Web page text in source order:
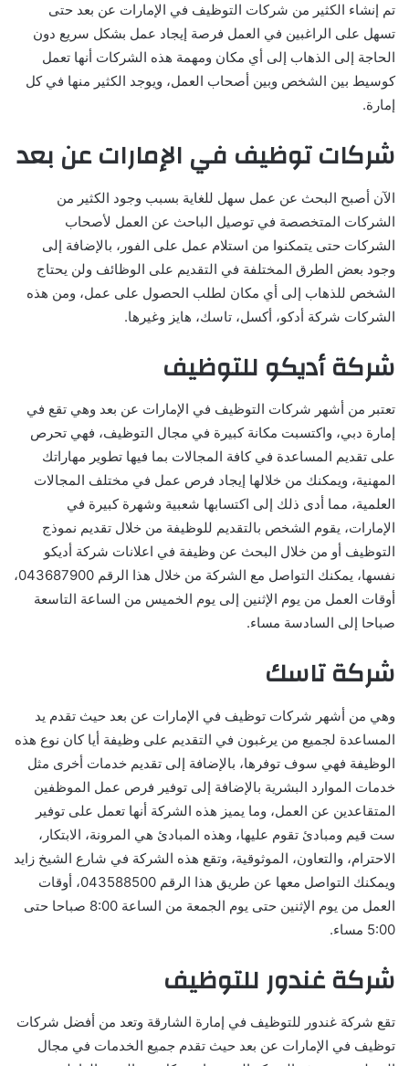
تم إنشاء الكثير من شركات التوظيف في الإمارات عن بعد حتى
تسهل على الراغبين في العمل فرصة إيجاد عمل بشكل سريع دون
الحاجة إلى الذهاب إلى أي مكان ومهمة هذه الشركات أنها تعمل
كوسيط بين الشخص وبين أصحاب العمل، ويوجد الكثير منها في كل
إمارة.
شركات توظيف في الإمارات عن بعد
الآن أصبح البحث عن عمل سهل للغاية بسبب وجود الكثير من
الشركات المتخصصة في توصيل الباحث عن العمل لأصحاب
الشركات حتى يتمكنوا من استلام عمل على الفور، بالإضافة إلى
وجود بعض الطرق المختلفة في التقديم على الوظائف ولن يحتاج
الشخص للذهاب إلى أي مكان لطلب الحصول على عمل، ومن هذه
الشركات شركة أدكو، أكسل، تاسك، هايز وغيرها.
شركة أديكو للتوظيف
تعتبر من أشهر شركات التوظيف في الإمارات عن بعد وهي تقع في
إمارة دبي، واكتسبت مكانة كبيرة في مجال التوظيف، فهي تحرص
على تقديم المساعدة في كافة المجالات بما فيها تطوير مهاراتك
المهنية، ويمكنك من خلالها إيجاد فرص عمل في مختلف المجالات
العلمية، مما أدى ذلك إلى اكتسابها شعبية وشهرة كبيرة في
الإمارات، يقوم الشخص بالتقديم للوظيفة من خلال تقديم نموذج
التوظيف أو من خلال البحث عن وظيفة في اعلانات شركة أديكو
نفسها، يمكنك التواصل مع الشركة من خلال هذا الرقم 043687900،
أوقات العمل من يوم الإثنين إلى يوم الخميس من الساعة التاسعة
صباحا إلى السادسة مساء.
شركة تاسك
وهي من أشهر شركات توظيف في الإمارات عن بعد حيث تقدم يد
المساعدة لجميع من يرغبون في التقديم على وظيفة أيا كان نوع هذه
الوظيفة فهي سوف توفرها، بالإضافة إلى تقديم خدمات أخرى مثل
خدمات الموارد البشرية بالإضافة إلى توفير فرص عمل الموظفين
المتقاعدين عن العمل، وما يميز هذه الشركة أنها تعمل على توفير
ست قيم ومبادئ تقوم عليها، وهذه المبادئ هي المرونة، الابتكار،
الاحترام، والتعاون، الموثوقية، وتقع هذه الشركة في شارع الشيخ زايد
ويمكنك التواصل معها عن طريق هذا الرقم 043588500، أوقات
العمل من يوم الإثنين حتى يوم الجمعة من الساعة 8:00 صباحا حتى
5:00 مساء.
شركة غندور للتوظيف
تقع شركة غندور للتوظيف في إمارة الشارقة وتعد من أفضل شركات
توظيف في الإمارات عن بعد حيث تقدم جميع الخدمات في مجال